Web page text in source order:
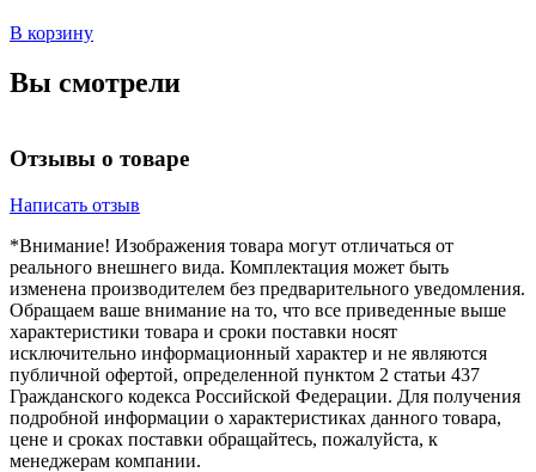
В корзину
Вы смотрели
Отзывы о товаре
Написать отзыв
*Внимание! Изображения товара могут отличаться от
реального внешнего вида. Комплектация может быть
изменена производителем без предварительного уведомления.
Обращаем ваше внимание на то, что все приведенные выше
характеристики товара и сроки поставки носят
исключительно информационный характер и не являются
публичной офертой, определенной пунктом 2 статьи 437
Гражданского кодекса Российской Федерации. Для получения
подробной информации о характеристиках данного товара,
цене и сроках поставки обращайтесь, пожалуйста, к
менеджерам компании.